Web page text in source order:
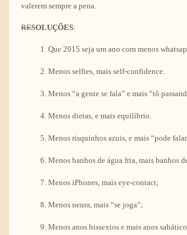
valerem sempre a pena.
RESOLUÇÕES:
Que 2015 seja um ano com menos
Menos selfies, mais self-confidence.
Menos “a gente se fala” e mais “tô
Menos dietas, e mais equilíbrio.
Menos risquinhos azuis, e mais “pode
Menos banhos de água fria, mais banhos
Menos iPhones, mais eye-contact;
Menos neura, mais “se joga”;
Menos anos bissextos e mais anos